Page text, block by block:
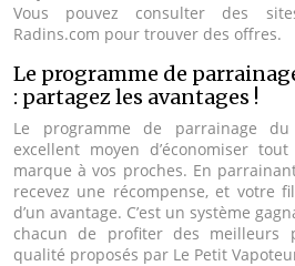
Vous pouvez consulter des
Radins.com pour trouver des offres.
Le programme de
: partagez les avantages !
Le programme de parrainage
excellent moyen d’économiser
marque à vos proches. En
recevez une récompense, et votre
d’un avantage. C’est un système
chacun de profiter des
qualité proposés par Le Petit